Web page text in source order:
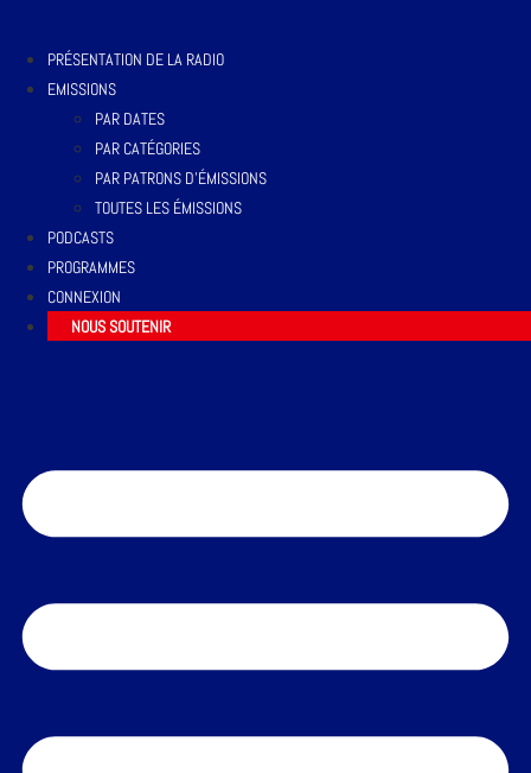
PRÉSENTATION DE LA RADIO
EMISSIONS
PAR DATES
PAR CATÉGORIES
PAR PATRONS D’ÉMISSIONS
TOUTES LES ÉMISSIONS
PODCASTS
PROGRAMMES
CONNEXION
NOUS SOUTENIR